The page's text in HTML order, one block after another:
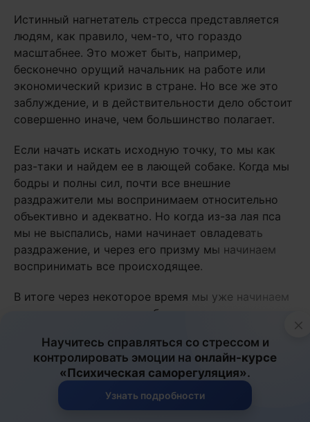
Истинный нагнетатель стресса представляется
людям, как правило, чем-то, что гораздо
масштабнее. Это может быть, например,
бесконечно орущий начальник на работе или
экономический кризис в стране. Но все же это
заблуждение, и в действительности дело обстоит
совершенно иначе, чем большинство полагает.
Если начать искать исходную точку, то мы как
раз-таки и найдем ее в лающей собаке. Когда мы
бодры и полны сил, почти все внешние
раздражители мы воспринимаем относительно
объективно и адекватно. Но когда из-за лая пса
мы не выспались, нами начинает овладевать
раздражение, и через его призму мы начинаем
воспринимать все происходящее.
В итоге через некоторое время мы уже начинаем
«кипеть», совершать необдуманные поступки,
имеет о том, что ее гавканье давит на нашу
психику и что именно из-за него наша жизнь
наполняется проблемами, а отношения с
близкими терпят бедствие.
×
Научитесь справляться со стрессом и
контролировать эмоции на онлайн-курсе
«Психическая саморегуляция».
Узнать подробности